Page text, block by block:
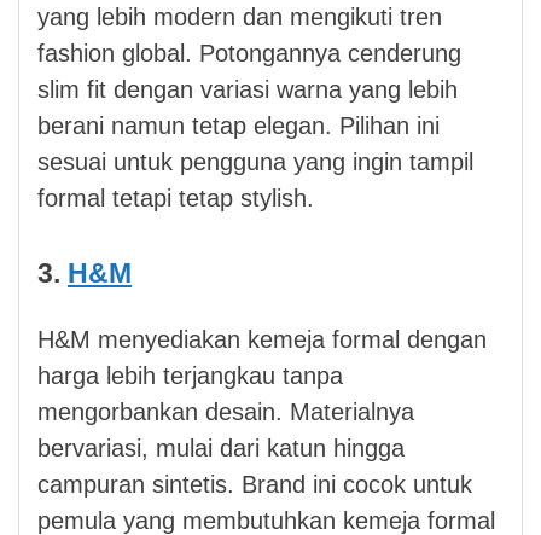
yang lebih modern dan mengikuti tren
fashion global. Potongannya cenderung
slim fit dengan variasi warna yang lebih
berani namun tetap elegan. Pilihan ini
sesuai untuk pengguna yang ingin tampil
formal tetapi tetap stylish.
3. H&M
H&M menyediakan kemeja formal dengan
harga lebih terjangkau tanpa
mengorbankan desain. Materialnya
bervariasi, mulai dari katun hingga
campuran sintetis. Brand ini cocok untuk
pemula yang membutuhkan kemeja formal